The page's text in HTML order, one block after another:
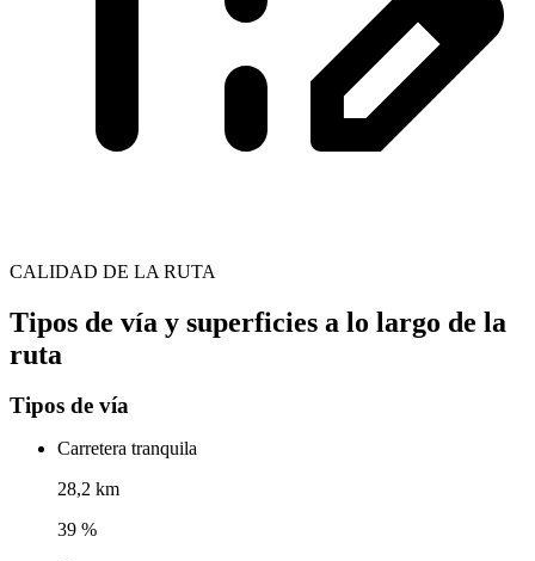
CALIDAD DE LA RUTA
Tipos de vía y superficies a lo largo de la
ruta
Tipos de vía
Carretera tranquila
28,2 km
39 %